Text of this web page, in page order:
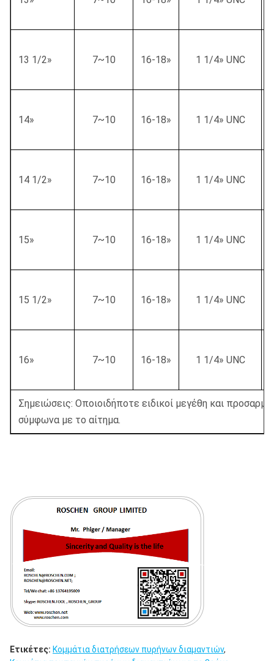
13 1/2» 7~10 16-18» 1 1/4» UNC
14» 7~10 16-18» 1 1/4» UNC
14 1/2» 7~10 16-18» 1 1/4» UNC
15» 7~10 16-18» 1 1/4» UNC
15 1/2» 7~10 16-18» 1 1/4» UNC
16» 7~10 16-18» 1 1/4» UNC
Σημειώσεις: Οποιοιδήποτε ειδικοί μεγέθη και
σύμφωνα με το αίτημα.
Ετικέτες: Κομμάτια διατρήσεων πυρήνων διαμαντιών,